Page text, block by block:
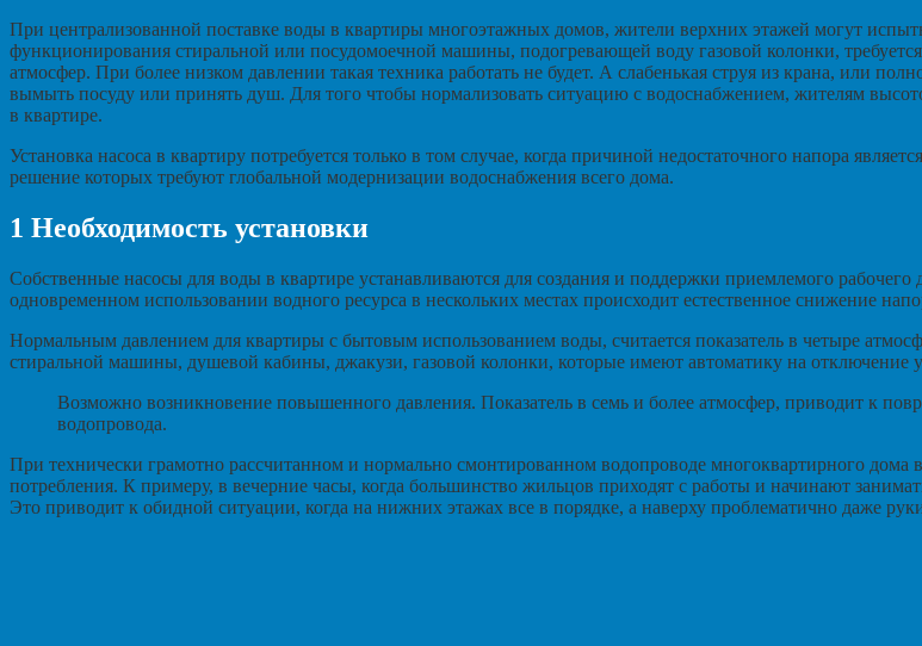
При централизованной поставке воды в квартиры многоэтажных домов, жители верхних этажей могут
функционирования стиральной или посудомоечной машины, подогревающей воду газовой колонки,
атмосфер. При более низком давлении такая техника работать не будет. А слабенькая струя из крана, или
вымыть посуду или принять душ. Для того чтобы нормализовать ситуацию с водоснабжением, жителям
в квартире.
Установка насоса в квартиру потребуется только в том случае, когда причиной недостаточного напора
решение которых требуют глобальной модернизации водоснабжения всего дома.
1 Необходимость установки
Собственные насосы для воды в квартире устанавливаются для создания и поддержки приемлемого рабочего
одновременном использовании водного ресурса в нескольких местах происходит естественное снижение
Нормальным давлением для квартиры с бытовым использованием воды, считается показатель в четыре
стиральной машины, душевой кабины, джакузи, газовой колонки, которые имеют автоматику на отключение
Возможно возникновение повышенного давления. Показатель в семь и более атмосфер, приводит к
водопровода.
При технически грамотно рассчитанном и нормально смонтированном водопроводе многоквартирного дома
потребления. К примеру, в вечерние часы, когда большинство жильцов приходят с работы и начинают
Это приводит к обидной ситуации, когда на нижних этажах все в порядке, а наверху проблематично даже